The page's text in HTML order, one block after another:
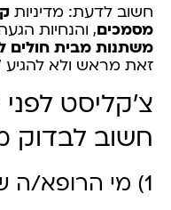
חשוב לדעת: מדיניות
מסמכים, והנחיות
משתנות מבית חולים
זאת מראש ולא להגיע
צ'קליסט
חשוב לבדוק
1) מי הרופא/ה שמבצע/ת בפועל?